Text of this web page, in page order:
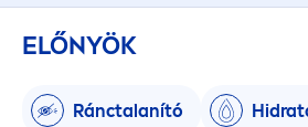
ELŐNYÖK
Ránctalanító